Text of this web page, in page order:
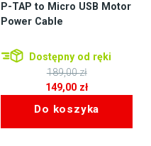
P-TAP to Micro USB Motor
Power Cable
Dostępny od ręki
189,00zł
wynosiła:
189,00 zł.
149,00 zł
wynosi:
Do koszyka